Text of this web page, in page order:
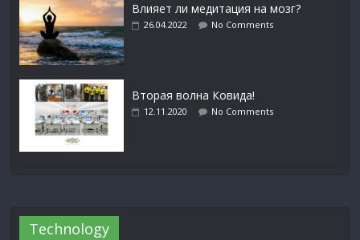
Влияет ли медитация на мозг?
26.04.2022 No Comments
Вторая волна Ковида!
12.11.2020 No Comments
Technology